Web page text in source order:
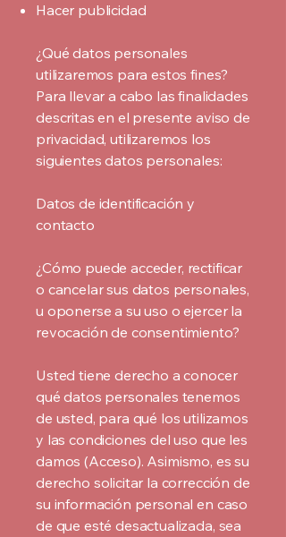
Hacer publicidad
¿Qué datos personales
utilizaremos para estos fines?
Para llevar a cabo las finalidades
descritas en el presente aviso de
privacidad, utilizaremos los
siguientes datos personales:
Datos de identificación y
contacto
¿Cómo puede acceder, rectificar
o cancelar sus datos personales,
u oponerse a su uso o ejercer la
revocación de consentimiento?
Usted tiene derecho a conocer
qué datos personales tenemos
de usted, para qué los utilizamos
y las condiciones del uso que les
damos (Acceso). Asimismo, es su
derecho solicitar la corrección de
su información personal en caso
de que esté desactualizada, sea